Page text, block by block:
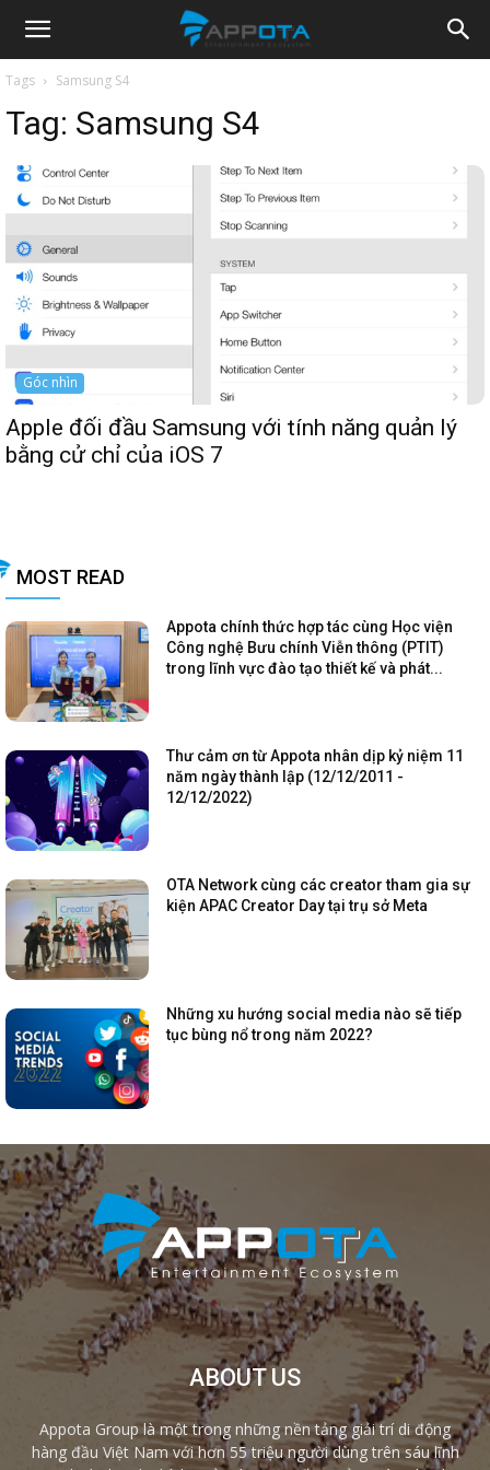
Appota
News
Tags Samsung S4
Tag: Samsung S4
Góc nhìn
Apple đối đầu Samsung với tính năng quản lý
bằng cử chỉ của iOS 7
MOST READ
Appota chính thức hợp tác cùng Học viện
Công nghệ Bưu chính Viễn thông (PTIT)
trong lĩnh vực đào tạo thiết kế và phát...
Thư cảm ơn từ Appota nhân dịp kỷ niệm 11
năm ngày thành lập (12/12/2011 -
12/12/2022)
OTA Network cùng các creator tham gia sự
kiện APAC Creator Day tại trụ sở Meta
Những xu hướng social media nào sẽ tiếp
tục bùng nổ trong năm 2022?
ABOUT US
Appota Group là một trong những nền tảng giải trí di động
hàng đầu Việt Nam với hơn 55 triệu người dùng trên sáu lĩnh